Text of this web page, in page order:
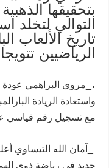
بتحقيقها
التوالي
تاريخ الألعاب
الرياضيين
.
_مروى البراهمي عودة
مع تسجيل رقم قياسي
_آمان الله التيساوي